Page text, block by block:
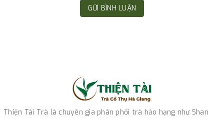
GỬI BÌNH LUẬN
Thiện Tài Trà là chuyên gia phân phối trà hảo hạng như Shan